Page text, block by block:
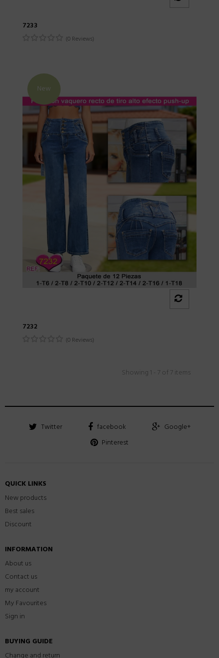
7233
(0 Reviews)
New
7232
(0 Reviews)
Showing 1 - 7 of 7 items
Twitter facebook
Google+
Pinterest
QUICK LINKS
New products
Best sales
Discount
INFORMATION
About us
Contact us
my account
My Favourites
Sign in
BUYING GUIDE
Change and return